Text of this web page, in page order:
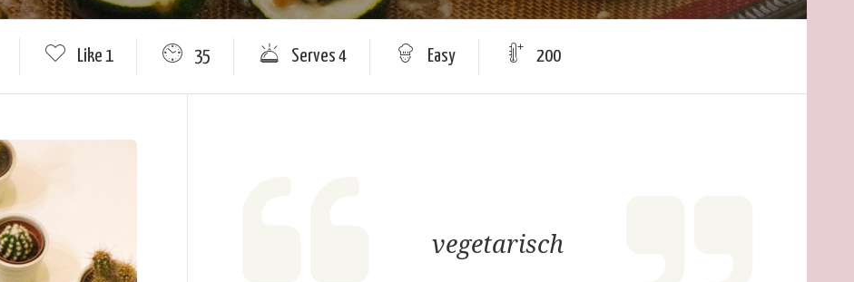
Like 1 35 Serves 4 Easy 200
vegetarisch